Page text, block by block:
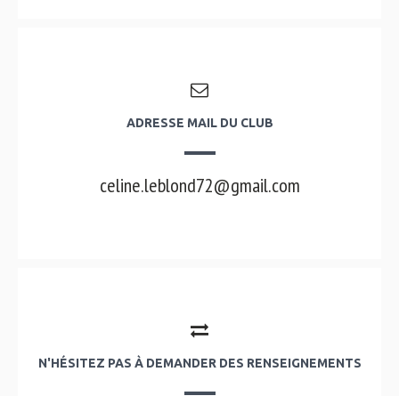
ADRESSE MAIL DU CLUB
celine.leblond72@gmail.com
N'HÉSITEZ PAS À DEMANDER DES RENSEIGNEMENTS